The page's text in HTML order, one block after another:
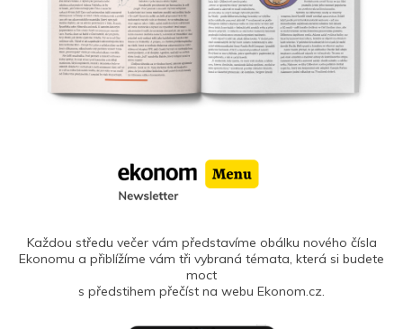
Každou středu večer vám představíme obálku nového čísla
Ekonomu a přiblížíme vám tři vybraná témata, která si budete
moct
s předstihem přečíst na webu Ekonom.cz.